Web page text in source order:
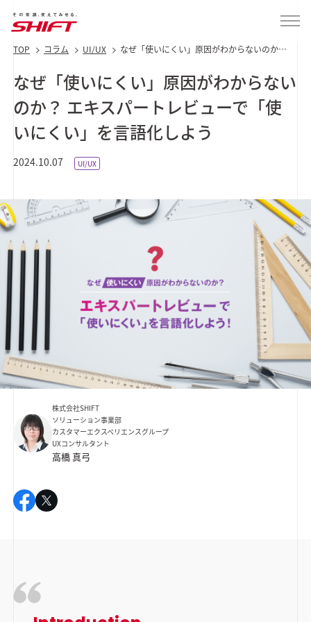
TOP コラム UI/UX
なぜ「使いにくい」原因がわからないのか？
なぜ「使いにくい」原因がわからない
のか？ エキスパートレビューで「使
いにくい」を言語化しよう
2024.10.07 UI/UX
株式会社SHIFT
ソリューション事業部
カスタマーエクスペリエンスグループ
UXコンサルタント
高橋 真弓